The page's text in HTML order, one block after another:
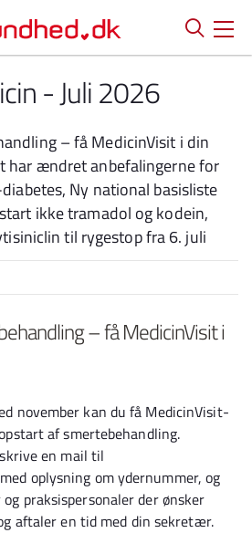
- Juli 2026
– få MedicinVisit i din
har ændret anbefalingerne for
Ny national basisliste
ikke tramadol og kodein,
til rygestop fra 6. juli
– få MedicinVisit i
november kan du få MedicinVisit-
af smertebehandling.
en mail til
oplysning om ydernummer, og
praksispersonaler der ønsker
aftaler en tid med din sekretær.